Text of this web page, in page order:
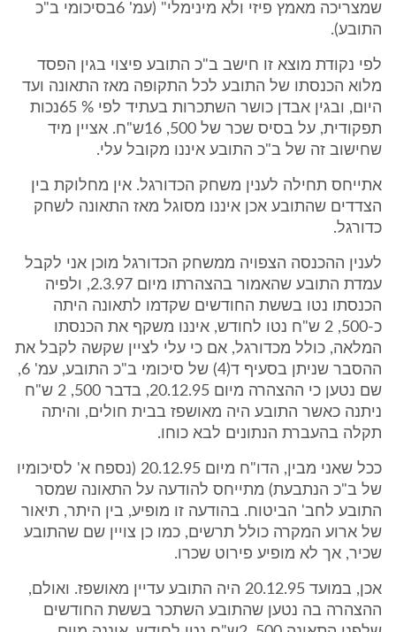
שמצריכה מאמץ פיזי ולא מינימלי" (עמ' 6בסיכומי ב"כ
התובע).
לפי נקודת מוצא זו חישב ב"כ התובע פיצוי בגין הפסד
מלוא הכנסתו של התובע לכל התקופה מאז התאונה ועד
היום, ובגין אבדן כושר השתכרות בעתיד לפי % 65נכות
תפקודית, על בסיס שכר של 500, 16ש"ח. אציין מיד
שחישוב זה של ב"כ התובע איננו מקובל עלי.
אתייחס תחילה לענין משחק הכדורגל. אין מחלוקת בין
הצדדים שהתובע אכן איננו מסוגל מאז התאונה לשחק
כדורגל.
לענין ההכנסה הצפויה ממשחק הכדורגל מוכן אני לקבל
עמדת התובע שהאמור בהצהרתו מיום 2.3.97, ולפיה
הכנסתו נטו בששת החודשים שקדמו לתאונה היתה
כ-500, 2 ש"ח נטו לחודש, איננו משקף את הכנסתו
המלאה, כולל מכדורגל, אם כי עלי לציין שקשה לקבל את
ההסבר שניתן בסעיף ד(4) של סיכומי ב"כ התובע, עמ' 6,
שם נטען כי ההצהרה מיום 20.12.95, בדבר 500, 2 ש"ח
ניתנה כאשר התובע היה מאושפז בבית חולים, והיתה
תקלה בהעברת הנתונים לבא כוחו.
ככל שאני מבין, הדו"ח מיום 20.12.95 (נספח א' לסיכומיו
של ב"כ הנתבעת) מתייחס להודעה על התאונה שמסר
התובע לחב' הביטוח. בהודעה זו מופיע, בין היתר, תיאור
של ארוע המקרה כולל תרשים, כמו כן צויין שם שהתובע
שכיר, אך לא מופיע פירוט שכרו.
אכן, במועד 20.12.95 היה התובע עדיין מאושפז. ואולם,
ההצהרה בה נטען שהתובע השתכר בששת החודשים